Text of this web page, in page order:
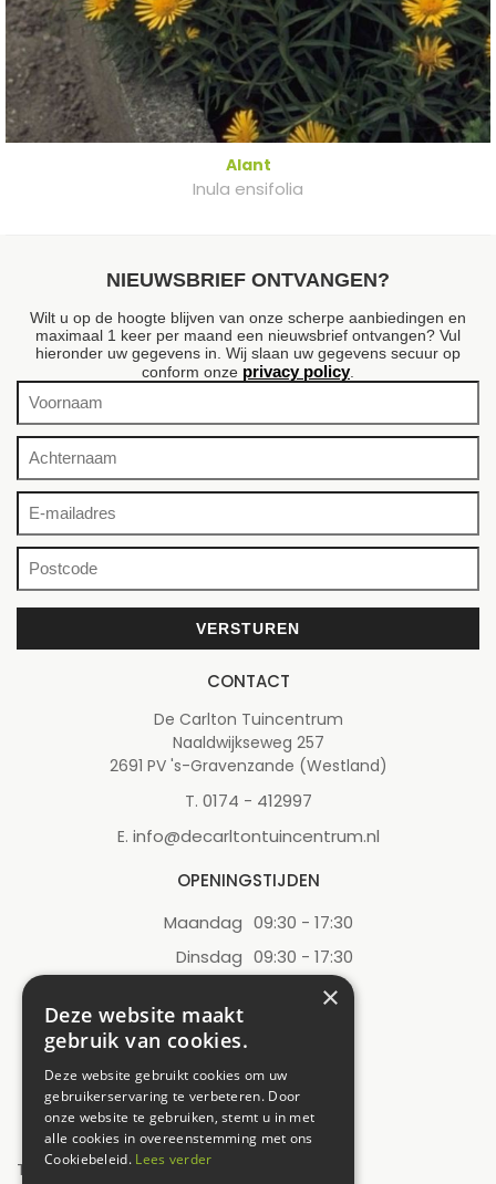
Alant
Inula ensifolia
NIEUWSBRIEF ONTVANGEN?
Wilt u op de hoogte blijven van onze scherpe aanbiedingen en
maximaal 1 keer per maand een nieuwsbrief ontvangen? Vul
hieronder uw gegevens in. Wij slaan uw gegevens secuur op
conform onze privacy policy.
CONTACT
De Carlton Tuincentrum
Naaldwijkseweg 257
2691 PV 's-Gravenzande (Westland)
T. 0174 - 412997
E. info@decarltontuincentrum.nl
OPENINGSTIJDEN
Maandag 09:30 - 17:30
Dinsdag 09:30 - 17:30
09:30 - 17:30
Donderdag
Zaterdag 09:00 - 17:00
Zondag
12:00 - 17:00
Toon alle openingstijden
×
Deze website maakt
gebruik van cookies.
Deze website gebruikt cookies om uw
gebruikerservaring te verbeteren. Door
onze website te gebruiken, stemt u in met
alle cookies in overeenstemming met ons
Cookiebeleid. Lees verder